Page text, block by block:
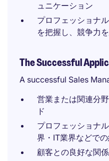
ュニケーション
プロフェッショナ
を把握し、競争力
The Successful
A successful Sales
営業または関連分
ド
プロフェッショナ
界・IT業界などで
顧客との良好な関